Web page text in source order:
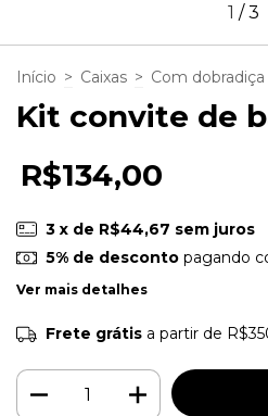
1 /3
Início > Caixas > Com dobradiça
Kit convite de
R$134,00
3 x de R$44,67 sem juros
5% de descontopagando
Ver mais detalhes
Frete grátis a partir de